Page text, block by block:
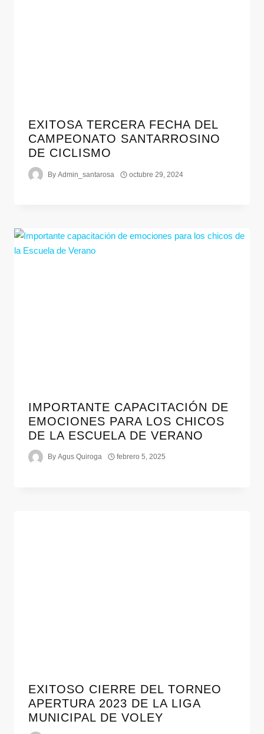
EXITOSA TERCERA FECHA DEL
CAMPEONATO SANTARROSINO
DE CICLISMO
By Admin_santarosa octubre 29, 2024
IMPORTANTE CAPACITACIÓN DE
EMOCIONES PARA LOS CHICOS
DE LA ESCUELA DE VERANO
By Agus Quiroga febrero 5, 2025
EXITOSO CIERRE DEL TORNEO
APERTURA 2023 DE LA LIGA
MUNICIPAL DE VOLEY